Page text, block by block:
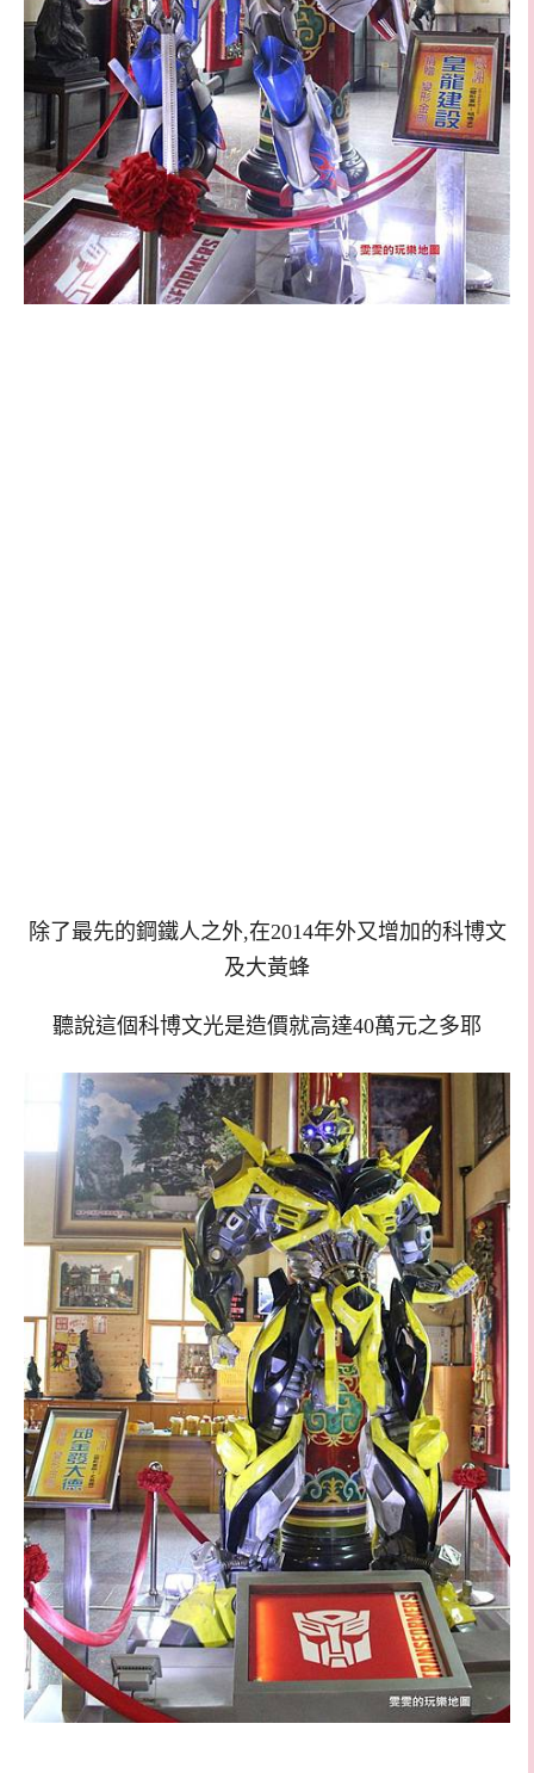
除了最先的鋼鐵人之外,在2014年外又增加的科博文
及大黃蜂
聽說這個科博文光是造價就高達40萬元之多耶